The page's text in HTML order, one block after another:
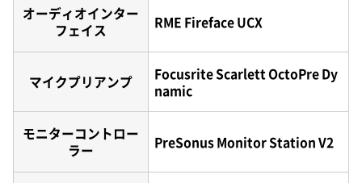
オーディオインター
フェイス
RME Fireface UCX
マイクプリアンプ
Focusrite Scarlett OctoPre Dy
namic
モニターコントロー
ラー
PreSonus Monitor Station V2